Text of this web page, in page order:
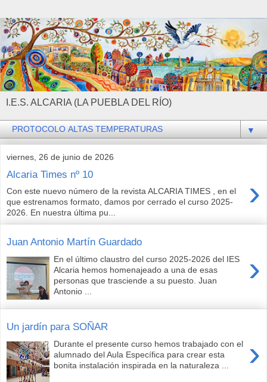
I.E.S. ALCARIA (LA PUEBLA DEL RÍO)
▼
viernes, 26 de junio de 2026
Alcaria Times nº 10 ›
Con este nuevo número de la revista ALCARIA TIMES , en el
que estrenamos formato, damos por cerrado el curso 2025-
2026. En nuestra última pu...
Juan Antonio Martín Guardado
›
En el último claustro del curso 2025-2026 del IES
Alcaria hemos homenajeado a una de esas
personas que trasciende a su puesto. Juan
Antonio ...
Un jardín para SOÑAR
›
Durante el presente curso hemos trabajado con el
alumnado del Aula Específica para crear esta
bonita instalación inspirada en la naturaleza ...